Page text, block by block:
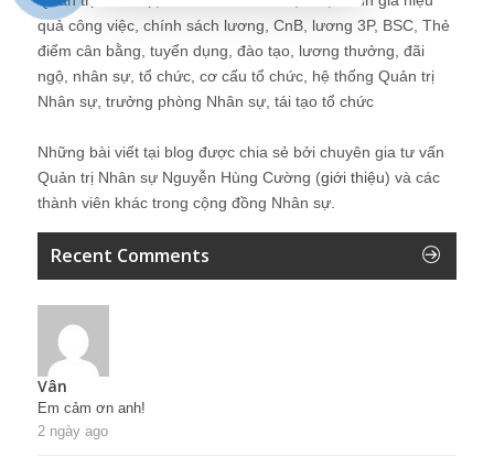
quả công việc, chính sách lương, CnB, lương 3P, BSC, Thẻ
điểm cân bằng, tuyển dụng, đào tạo, lương thưởng, đãi
ngộ, nhân sự, tổ chức, cơ cấu tổ chức, hệ thống Quản trị
Nhân sự, trưởng phòng Nhân sự, tái tạo tổ chức
Những bài viết tại blog được chia sẻ bởi chuyên gia tư vấn
Quản trị Nhân sự Nguyễn Hùng Cường (giới thiệu) và các
thành viên khác trong cộng đồng Nhân sự.
Recent Comments
Vân
Em cảm ơn anh!
2 ngày ago